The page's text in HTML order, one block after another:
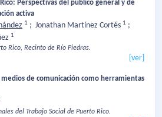
Perspectivas del público general y de
activa
1 ; Jonathan Martínez Cortés 1 ;
1
Rico, Recinto de Río Piedras.
[ver]
medios de comunicación como herramientas
del Trabajo Social de Puerto Rico.